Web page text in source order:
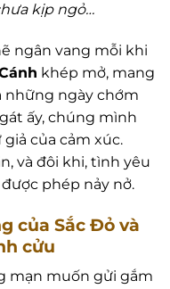
kịp ngỏ…
ngân vang mỗi khi
khép mở, mang
ngày chớm
ấy, chúng mình
của cảm xúc.
và đôi khi, tình yêu
phép nảy nở.
của Sắc Đỏ và
cửu
mạn muốn gửi gắm